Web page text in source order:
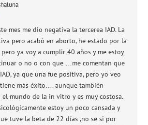
mes me dio negativa la tercerea IAD. La
pero acabó en aborto, he estado por la
ya voy a cumplir 40 años y me estoy
o no o con que …me comentan que
ya que una fue positiva, pero yo veo
más éxito…. aunque también
el mundo de la in vitro y es muy costosa.
estoy un poco cansada y
tuve la beta de 22 días ,no se si por